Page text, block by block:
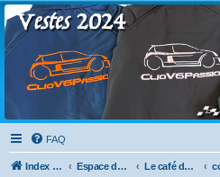
Clio V6 Passion
Le site français des passionnés de Clio V6
FAQ
Index du forum Espace détente Le café du clio V6